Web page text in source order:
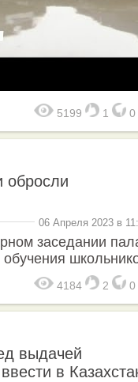
5199 1 0
обросли
06 Апреля 2023 в
заседании
обучения
4184 2 0
выдачей
в